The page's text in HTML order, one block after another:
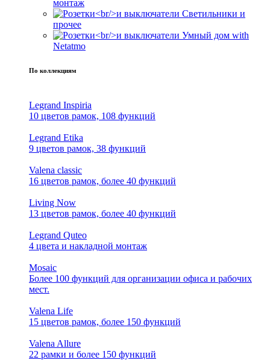
монтаж
Светильники и
прочее
Умный дом with
Netatmo
По коллекциям
Legrand Inspiria
10 цветов рамок, 108 функций
Legrand Etika
9 цветов рамок, 38 функций
Valena classic
16 цветов рамок, более 40 функций
Living Now
13 цветов рамок, более 40 функций
Legrand Quteo
4 цвета и накладной монтаж
Mosaic
Более 100 функций для организации офиса и рабочих
мест.
Valena Life
15 цветов рамок, более 150 функций
Valena Allure
22 рамки и более 150 функций